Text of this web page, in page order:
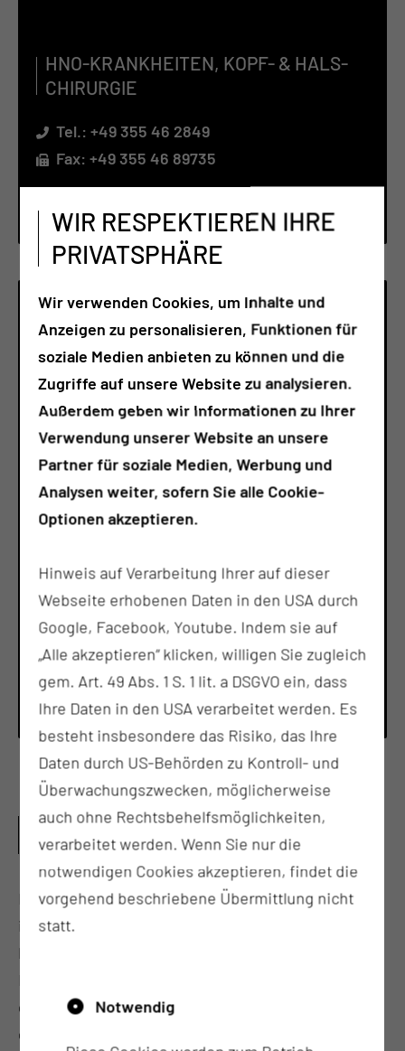
HNO-KRANK­HEI­TEN, KOPF- & HALS­
CHIR­UR­GIE
Tel.: +49 355 46 2849
Fax: +49 355 46 89735
Per E-Mail kontaktieren
STRUK­TI­VE & PLAS­TI­SCHE CHIR­UR­GIE
Tel.:+49 355 46 3063
Fax: +49 355 46 3064
Per E-Mail kontaktieren
HERZLICH WILLKOMMEN IM KOPF-HALS-
TUMOR-ZENTRUM!
Das Kopf-Hals-Tumor-Zentrum ist ein
interdisziplinäres Organzentrum. Patientinnen und
Patienten mit bösartigen Erkrankungen im Kopf-
diagnostiziert. Die Therapiefindung erfolgt nach
einer Vorstellung im interdisziplinären Tumor-
WIR RESPEKTIEREN IHRE
PRIVATSPHÄRE
Wir verwenden Cookies, um Inhalte und
Anzeigen zu personalisieren, Funktionen für
soziale Medien anbieten zu können und die
Zugriffe auf unsere Website zu analysieren.
Außerdem geben wir Informationen zu Ihrer
Verwendung unserer Website an unsere
Partner für soziale Medien, Werbung und
Analysen weiter, sofern Sie alle Cookie-
Optionen akzeptieren.
Hinweis auf Verarbeitung Ihrer auf dieser
Webseite erhobenen Daten in den USA durch
Google, Facebook, Youtube. Indem sie auf
„Alle akzeptieren“ klicken, willigen Sie zugleich
gem. Art. 49 Abs. 1 S. 1 lit. a DSGVO ein, dass
Ihre Daten in den USA verarbeitet werden. Es
besteht insbesondere das Risiko, das Ihre
Daten durch US-Behörden zu Kontroll- und
Überwachungszwecken, möglicherweise
auch ohne Rechtsbehelfsmöglichkeiten,
verarbeitet werden. Wenn Sie nur die
notwendigen Cookies akzeptieren, findet die
vorgehend beschriebene Übermittlung nicht
statt.
Notwendig